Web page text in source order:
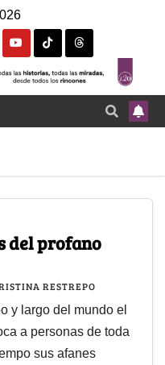
del profano
RESTREPO
y largo del mundo el
a personas de toda
sus afanes